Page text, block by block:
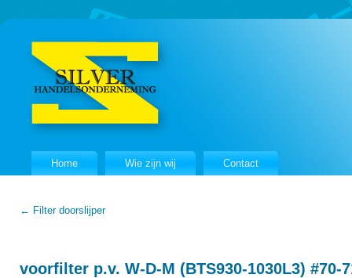
Home Wie zijn wij Contact
← Filter doorslijper
voorfilter p.v. W-D-M (BTS930-1030L3) #70-